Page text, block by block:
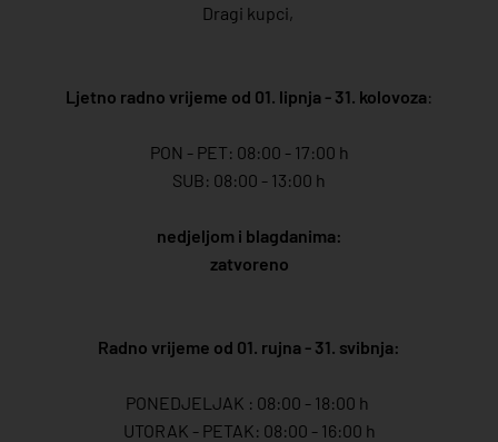
Dragi kupci,
Ljetno radno vrijeme od 01. lipnja - 31. kolovoza:
PON - PET: 08:00 - 17:00 h
SUB: 08:00 - 13:00 h
nedjeljom i blagdanima:
zatvoreno
Radno vrijeme od 01. rujna - 31. svibnja:
PONEDJELJAK : 08:00 - 18:00 h
UTORAK - PETAK: 08:00 - 16:00 h